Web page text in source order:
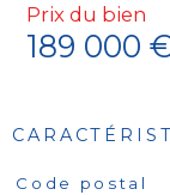
Prix du bien
189 000
Caractéristiques
Code postal